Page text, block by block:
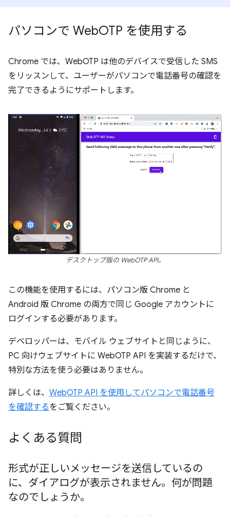
パソコンで WebOTP を使用する
Chrome では、WebOTP は他のデバイスで受信した SMS
をリッスンして、ユーザーがパソコンで電話番号の確認を
完了できるようにサポートします。
デスクトップ版の WebOTP API。
この機能を使用するには、パソコン版 Chrome と
Android 版 Chrome の両方で同じ Google アカウントに
ログインする必要があります。
デベロッパーは、モバイル ウェブサイトと同じように、
PC 向けウェブサイトに WebOTP API を実装するだけで、
特別な方法を使う必要はありません。
詳しくは、 WebOTP API を使用してパソコンで電話番号
を確認するをご覧ください。
よくある質問
形式が正しいメッセージを送信しているの
に、ダイアログが表示されません。何が問題
なのでしょうか。